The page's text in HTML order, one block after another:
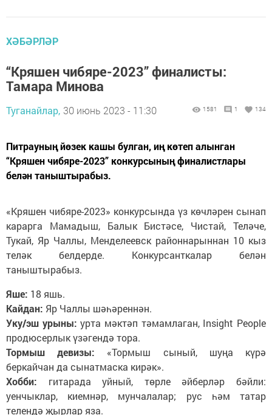
ХӘБӘРЛӘР
“Кряшен чибяре-2023” финалисты:
Тамара Минова
Туганайлар, 30 июнь 2023 - 11:30 1581 1 134
Питрауның йөзек кашы булган, иң көтеп алынган
“Кряшен чибяре-2023” конкурсының финалистлары
белән таныштырабыз.
«Кряшен чибяре-2023» конкурсында үз көчләрен сынап
карарга Мамадыш, Балык Бистәсе, Чистай, Теләче,
Тукай, Яр Чаллы, Менделеевск районнарыннан 10 кыз
теләк белдерде. Конкурсанткалар белән
таныштырабыз.
Яше: 18 яшь.
Кайдан: Яр Чаллы шәһәреннән.
Уку/эш урыны: урта мәктәп тәмамлаган, Insight People
продюсерлык үзәгендә тора.
Тормыш девизы: «Тормыш сыный, шуңа күрә
беркайчан да сынатмаска кирәк».
Хобби: гитарада уйный, төрле әйберләр бәйли:
уенчыклар, киемнәр, мунчалалар; рус һәм татар
телендә җырлар яза.